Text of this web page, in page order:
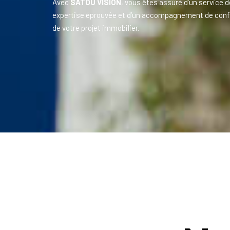
Avec SATOU VISION , vous êtes assuré d’un service
expertise éprouvée et d’un accompagnement de
de votre projet immobilier.